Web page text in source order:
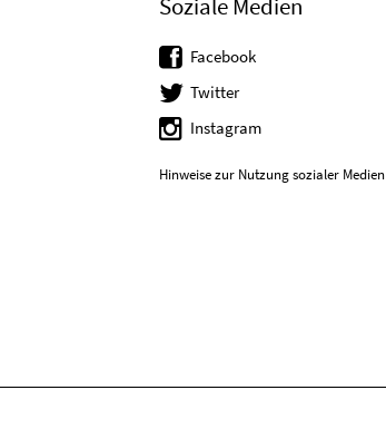
Facebook
Twitter
Instagram
Hinweise zur Nutzung sozialer Medien